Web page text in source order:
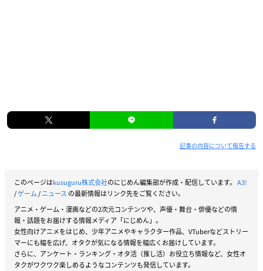
記事の内容について報告する
このページはkusuguru株式会社のにじめん編集部が作成・配信しています。 A3!
/ゲーム/ニュース の最新情報はリンク先をご覧ください。
アニメ・ゲーム・漫画などの2次元コンテンツや、声優・舞台・俳優などの情
報・話題をお届けする情報メディア「にじめん」。
女性向けアニメをはじめ、少年アニメやキャラクター作品、VTuberなどストリー
マーにも幅を広げ、オタクが気になる情報を幅広くお届けしています。
さらに、アンケート・ランキング・オタ活（推し活）お役立ち情報など、女性オ
タクがワクワク楽しめるようなコンテンツも発信しています。